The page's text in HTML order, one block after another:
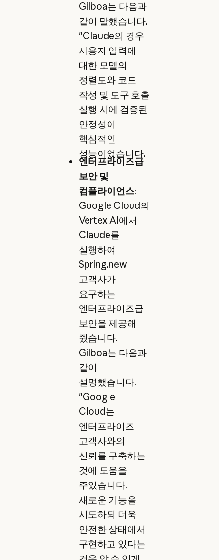
Gilboa는 다음과
같이 말했습니다.
"Claude의 경우
사용자 입력에
대한 모델의
정렬도와 코드
작성 및 도구 호출
실행 시에 검증된
안정성이
핵심적인
성능이었습니다.
엔터프라이즈급
보안 및
컴플라이언스:
Google Cloud의
Vertex AI에서
Claude를
실행하여
Spring.new
고객사가
요구하는
엔터프라이즈급
보안을 제공해
줬습니다.
Gilboa는 다음과
같이
설명했습니다.
"Google
Cloud는
엔터프라이즈
고객사와의
신뢰를 구축하는
것에 도움을
주었습니다.
새로운 기능을
시도하되 더욱
안전한 상태에서
구현하고 있다는